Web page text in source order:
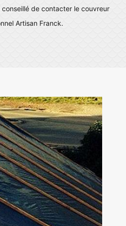
de contacter le couvreur
Artisan Franck.